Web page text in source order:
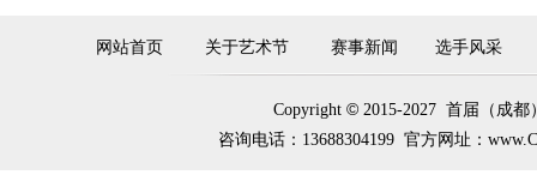
网站首页 关于艺术节 赛事新闻 选手风采
Copyright © 2015-2027 首届（成
咨询电话：13688304199 官方网址：